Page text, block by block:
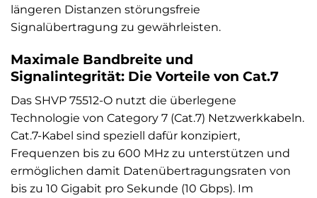
längeren Distanzen störungsfreie
Signalübertragung zu gewährleisten.
Maximale Bandbreite und
Signalintegrität: Die Vorteile von Cat.7
Das SHVP 75512-O nutzt die überlegene
Technologie von Category 7 (Cat.7) Netzwerkkabeln.
Cat.7-Kabel sind speziell dafür konzipiert,
Frequenzen bis zu 600 MHz zu unterstützen und
ermöglichen damit Datenübertragungsraten von
bis zu 10 Gigabit pro Sekunde (10 Gbps). Im